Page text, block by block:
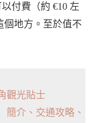
付費（約 €10 左
個地方。至於值不
觀光貼士
簡介、交通攻略、